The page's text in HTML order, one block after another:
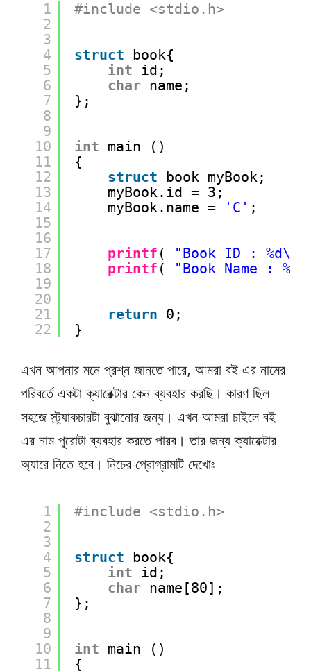
1
2
3
4
5
6
7
8
9
10
11
12
13
14
15
16
17
18
19
20
21
22
#include <stdio.h>
struct book{
int id;
char name;
};
int main ()
{
struct book myBook;
myBook.id = 3;
myBook.name =
'C' ;
printf ( "Book ID : %d\n"
printf ( "Book Name :
return 0;
}
এখন আপনার মনে প্রশ্ন জানতে পারে, আমরা বই এর নামের
পরিবর্তে একটা ক্যারেক্টার কেন ব্যবহার করছি। কারণ ছিল
সহজে স্ট্র্যাকচারটা বুঝানোর জন্য। এখন আমরা চাইলে বই
এর নাম পুরোটা ব্যবহার করতে পারব। তার জন্য ক্যারেক্টার
অ্যারে নিতে হবে। নিচের প্রোগ্রামটি দেখোঃ
1
2
3
4
5
6
7
8
9
10
11
#include <stdio.h>
struct book{
int id;
char name[80];
};
int main ()
{